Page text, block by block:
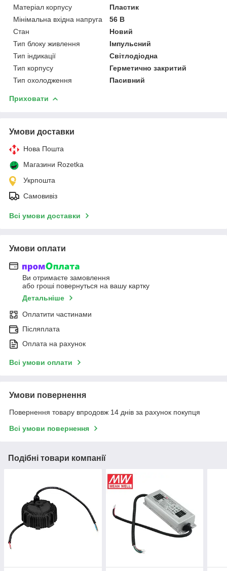
Матеріал корпусу
Пластик
Мінімальна вхідна напруга
56 В
Стан
Новий
Тип блоку живлення
Імпульсний
Тип індикації
Світлодіодна
Тип корпусу
Герметично закритий
Тип охолодження
Пасивний
Приховати
Умови доставки
Нова Пошта
Магазини Rozetka
Укрпошта
Самовивіз
Всі умови доставки
Умови оплати
Ви отримаєте замовлення
або гроші повернуться на вашу картку
Детальніше
Оплатити частинами
Післяплата
Оплата на рахунок
Всі умови оплати
Умови повернення
Повернення товару впродовж 14 днів за рахунок покупця
Всі умови повернення
Подібні товари компанії